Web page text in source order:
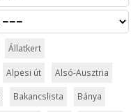
Állatkert
Alpesi út Alsó-Ausztria
Bakancslista Bánya